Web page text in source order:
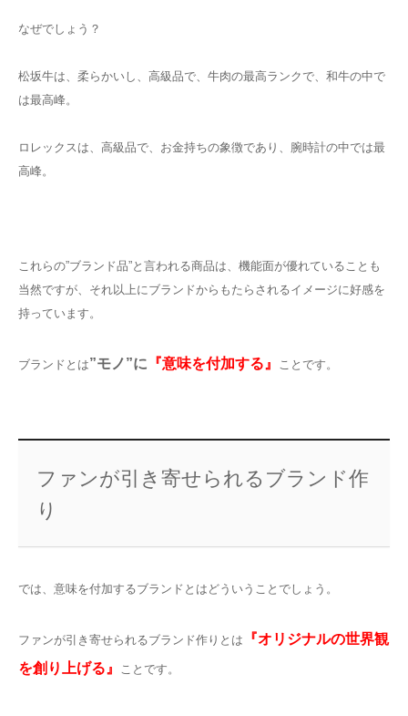
なぜでしょう？
松坂牛は、柔らかいし、高級品で、牛肉の最高ランクで、和牛の中で
は最高峰。
ロレックスは、高級品で、お金持ちの象徴であり、腕時計の中では最
高峰。
これらの”ブランド品”と言われる商品は、機能面が優れていることも
当然ですが、それ以上にブランドからもたらされるイメージに好感を
持っています。
ブランドとは”モノ”に 『意味を付加する』 ことです。
ファンが引き寄せられるブランド作
り
では、意味を付加するブランドとはどういうことでしょう。
ファンが引き寄せられるブランド作りとは
『オリジナルの世界観
を創り上げる』
ことです。